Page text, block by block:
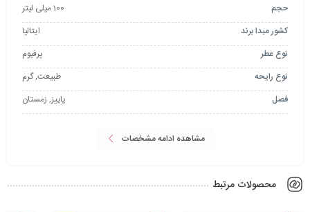
حجم
100 میلی لیتر
کشور مبدا برند
ایتالیا
نوع عطر
پرفیوم
نوع رایحه
طبیعت, گرم
فصل
پاییز, زمستان
مشاهده ادامه مشخصات
محصولات مرتبط